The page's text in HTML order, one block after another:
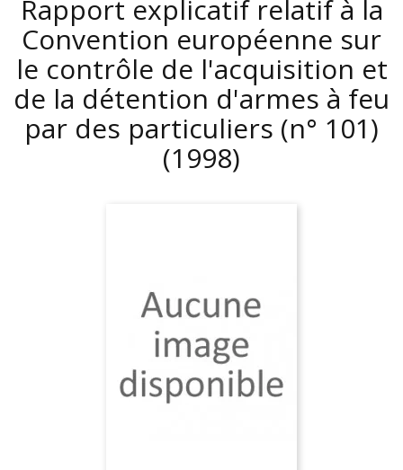
Rapport explicatif relatif à la
Convention européenne sur
le contrôle de l'acquisition et
de la détention d'armes à feu
par des particuliers (n° 101)
(1998)